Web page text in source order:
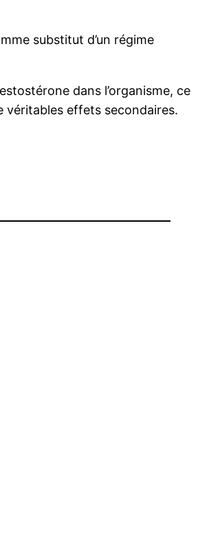
substitut d’un régime
dans l’organisme, ce
véritables effets secondaires.